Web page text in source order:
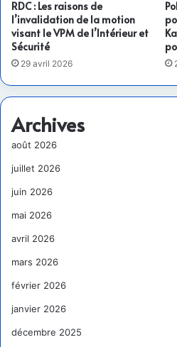
RDC : Les raisons de
l’invalidation de la motion
visant le VPM de l’Intérieur et
Sécurité
29 avril 2026
Archives
août 2026
juillet 2026
juin 2026
mai 2026
avril 2026
mars 2026
février 2026
janvier 2026
décembre 2025